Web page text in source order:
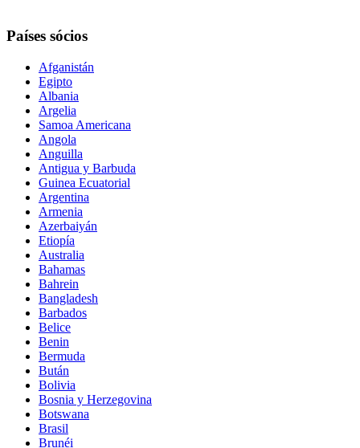
Países sócios
Afganistán
Egipto
Albania
Argelia
Samoa Americana
Angola
Anguilla
Antigua y Barbuda
Guinea Ecuatorial
Argentina
Armenia
Azerbaiyán
Etiopía
Australia
Bahamas
Bahrein
Bangladesh
Barbados
Belice
Benin
Bermuda
Bután
Bolivia
Bosnia y Herzegovina
Botswana
Brasil
Brunéi